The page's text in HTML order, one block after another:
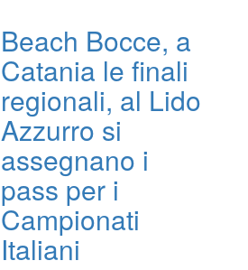
Beach Bocce, a
Catania le finali
regionali, al Lido
Azzurro si
assegnano i
pass per i
Campionati
Italiani